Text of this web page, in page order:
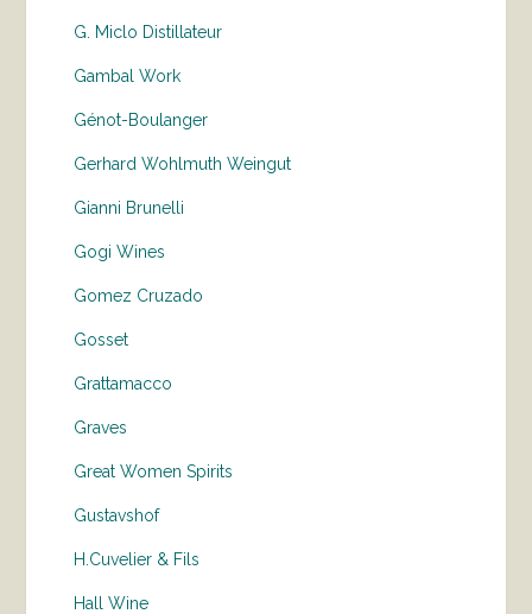
G. Miclo Distillateur
Gambal Work
Génot-Boulanger
Gerhard Wohlmuth Weingut
Gianni Brunelli
Gogi Wines
Gomez Cruzado
Gosset
Grattamacco
Graves
Great Women Spirits
Gustavshof
H.Cuvelier & Fils
Hall Wine